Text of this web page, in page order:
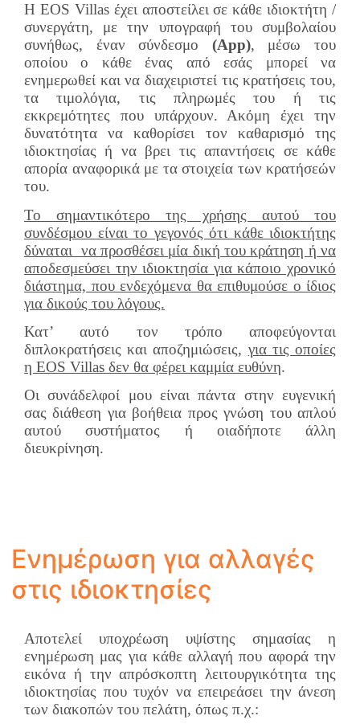
Η EOS Villas έχει αποστείλει σε κάθε ιδιοκτήτη /
συνεργάτη, με την υπογραφή του συμβολαίου
συνήθως, έναν σύνδεσμο (App), μέσω του
οποίου ο κάθε ένας από εσάς μπορεί να
ενημερωθεί και να διαχειριστεί τις κρατήσεις του,
τα τιμολόγια, τις πληρωμές του ή τις
εκκρεμότητες που υπάρχουν. Ακόμη έχει την
δυνατότητα να καθορίσει τον καθαρισμό της
ιδιοκτησίας ή να βρει τις απαντήσεις σε κάθε
απορία αναφορικά με τα στοιχεία των κρατήσεών
του.
Το σημαντικότερο της χρήσης αυτού του
συνδέσμου είναι το γεγονός ότι κάθε ιδιοκτήτης
δύναται να προσθέσει μία δική του κράτηση ή να
αποδεσμεύσει την ιδιοκτησία για κάποιο χρονικό
διάστημα, που ενδεχόμενα θα επιθυμούσε ο ίδιος
για δικούς του λόγους.
Κατ’ αυτό τον τρόπο αποφεύγονται
διπλοκρατήσεις και αποζημιώσεις, για τις οποίες
η ΕΟS Villas δεν θα φέρει καμμία ευθύνη.
Οι συνάδελφοί μου είναι πάντα στην ευγενική
σας διάθεση για βοήθεια προς γνώση του απλού
αυτού συστήματος ή οιαδήποτε άλλη
διευκρίνηση.
Ενημέρωση για αλλαγές
στις ιδιοκτησίες
Αποτελεί υποχρέωση υψίστης σημασίας η
ενημέρωση μας για κάθε αλλαγή που αφορά την
εικόνα ή την απρόσκοπτη λειτουργικότητα της
ιδιοκτησίας που τυχόν να επειρεάσει την άνεση
των διακοπών του πελάτη, όπως π.χ.: